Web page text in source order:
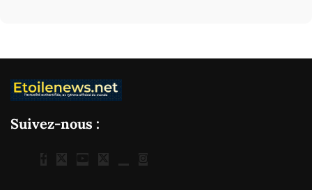
Suivez-nous :